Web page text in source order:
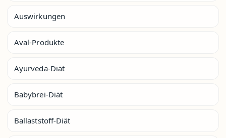
Auswirkungen
Aval-Produkte
Ayurveda-Diät
Babybrei-Diät
Ballaststoff-Diät